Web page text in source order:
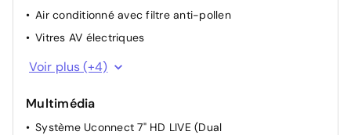
Air conditionné avec filtre anti-pollen
Vitres AV électriques
Rétroviseurs électriques et indicateur de temperature
extérieure
Limiteur de vitesse
Rétroviseurs extérieurs électriques
Voir plus (+4)
Multimédia
Système Uconnect 7" HD LIVE (Dual